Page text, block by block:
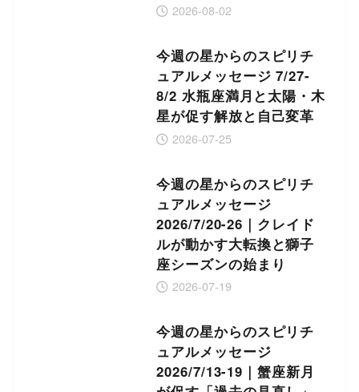
2026-08-02
今週の星からのスピリチ
ュアルメッセージ 7/27-
8/2 水瓶座満月と太陽・木
星が促す解放と自己変革
2026-07-25
今週の星からのスピリチ
ュアルメッセージ
2026/7/20-26｜クレイド
ルが動かす大転換と獅子
座シーズンの始まり
2026-07-19
今週の星からのスピリチ
ュアルメッセージ
2026/7/13-19｜蟹座新月